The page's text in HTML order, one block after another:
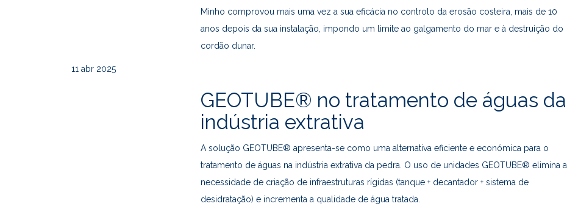
Minho comprovou mais uma vez a sua eficácia no controlo da erosão costeira, mais de 10
anos depois da sua instalação, impondo um limite ao galgamento do mar e à destruição do
cordão dunar.
11 abr 2025
GEOTUBE® no tratamento de águas da
indústria extrativa
A solução GEOTUBE® apresenta-se como uma alternativa eficiente e económica para o
tratamento de águas na indústria extrativa da pedra. O uso de unidades GEOTUBE® elimina a
necessidade de criação de infraestruturas rígidas (tanque + decantador + sistema de
desidratação) e incrementa a qualidade de água tratada.